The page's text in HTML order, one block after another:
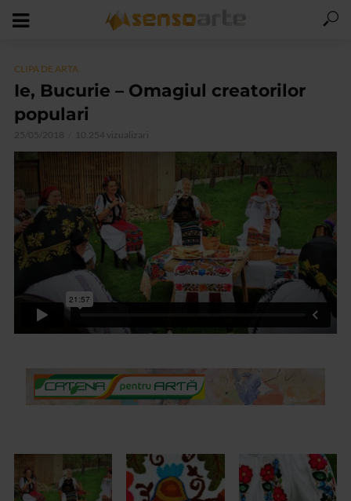
CLIPA DE ARTA
Ie, Bucurie – Omagiul creatorilor
populari
25/05/2018 10.254 vizualizari